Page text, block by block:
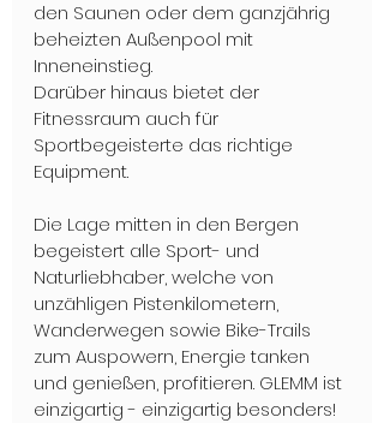
den Saunen oder dem ganzjährig
beheizten Außenpool mit
Inneneinstieg.
Darüber hinaus bietet der
Fitnessraum auch für
Sportbegeisterte das richtige
Equipment.
Die Lage mitten in den Bergen
begeistert alle Sport- und
Naturliebhaber, welche von
unzähligen Pistenkilometern,
Wanderwegen sowie Bike-Trails
zum Auspowern, Energie tanken
und genießen, profitieren. GLEMM ist
einzigartig - einzigartig besonders!